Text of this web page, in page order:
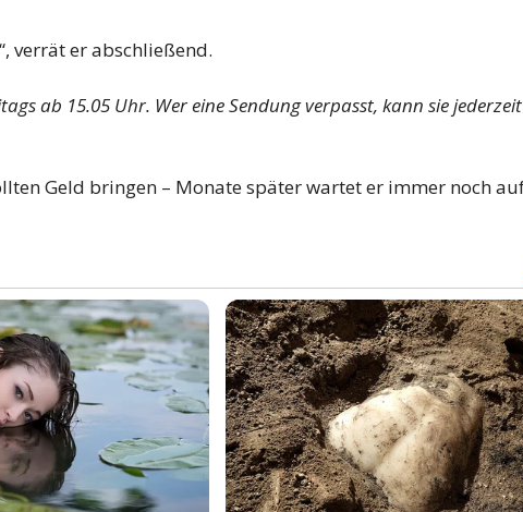
verrät er abschließend.
ab 15.05 Uhr. Wer eine Sendung verpasst, kann sie
Geld bringen – Monate später wartet er immer noch